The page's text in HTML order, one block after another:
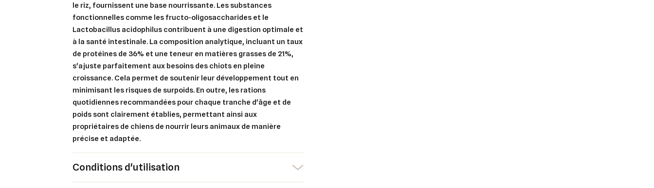
le riz, fournissent une base nourrissante. Les substances
fonctionnelles comme les fructo-oligosaccharides et le
Lactobacillus acidophilus contribuent à une digestion optimale et
à la santé intestinale. La composition analytique, incluant un taux
de protéines de 36% et une teneur en matières grasses de 21%,
s'ajuste parfaitement aux besoins des chiots en pleine
croissance. Cela permet de soutenir leur développement tout en
minimisant les risques de surpoids. En outre, les rations
quotidiennes recommandées pour chaque tranche d'âge et de
poids sont clairement établies, permettant ainsi aux
propriétaires de chiens de nourrir leurs animaux de manière
précise et adaptée.
Conditions d'utilisation
Ajouter à ma liste d'envies
Créer une liste d'envies
Nom de la liste d'envies
Annuler Créer une liste d'envies
Vous devez être connecté pour ajouter des produits à votre liste d'envies.
Annuler Connexion